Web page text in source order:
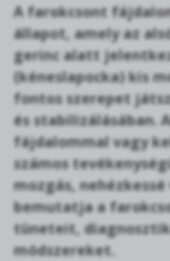
A farokcsont
állapot, amely az
gerinc alatt
(kéneslapocka) kis
fontos szerepet
és stabilizálásában.
fájdalommal vagy
számos
mozgás,
bemutatja a
tüneteit,
módszereket.